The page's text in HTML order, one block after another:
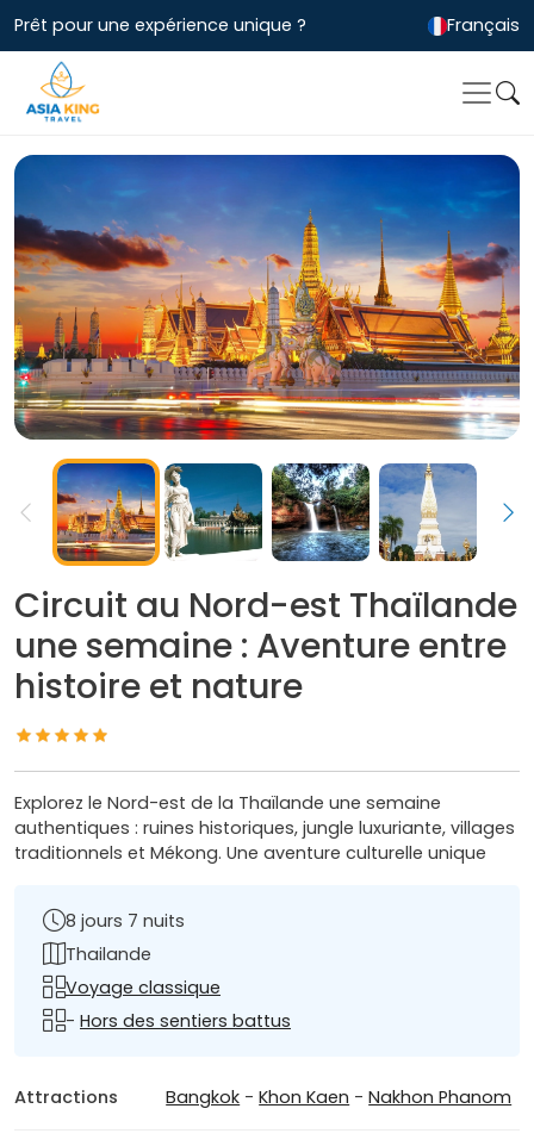
Prêt pour une expérience unique ? Français
Circuit au Nord-est Thaïlande
une semaine : Aventure entre
histoire et nature
Explorez le Nord-est de la Thaïlande une semaine
authentiques : ruines historiques, jungle luxuriante, villages
traditionnels et Mékong. Une aventure culturelle unique
8 jours 7 nuits
Thailande
Voyage classique
- Hors des sentiers battus
Attractions Bangkok -Khon Kaen -Nakhon Phanom